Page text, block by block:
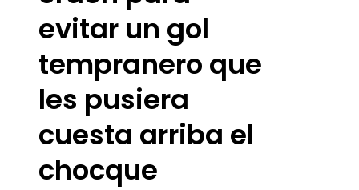
evitar un gol
tempranero que
les pusiera
cuesta arriba el
chocque